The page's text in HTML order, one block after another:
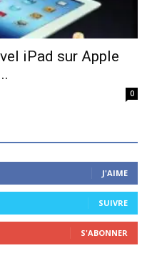
iPad sur Apple
0
J'AIME
SUIVRE
S'ABONNER